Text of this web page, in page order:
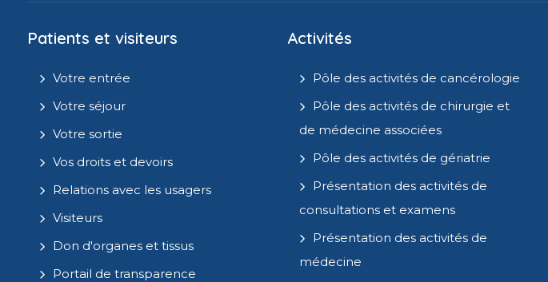
Patients et visiteurs
Votre entrée
Votre séjour
Votre sortie
Vos droits et devoirs
Relations avec les usagers
Visiteurs
Don d'organes et tissus
Portail de transparence
Activités
Pôle des activités de cancérologie
Pôle des activités de chirurgie et
de médecine associées
Pôle des activités de gériatrie
Présentation des activités de
consultations et examens
Présentation des activités de
médecine